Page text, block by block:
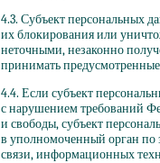
4.3. Субъект персональных
их блокирования или
неточными, незаконно
принимать
4.4. Если субъект
с нарушением требований
и свободы, субъект
в уполномоченный орган по
связи, информационных